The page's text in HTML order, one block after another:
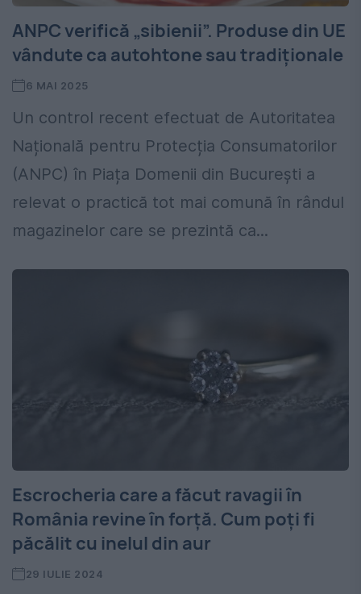
ANPC verifică „sibienii”. Produse din UE
vândute ca autohtone sau tradiționale
6 MAI 2025
Un control recent efectuat de Autoritatea
Națională pentru Protecția Consumatorilor
(ANPC) în Piața Domenii din București a
relevat o practică tot mai comună în rândul
magazinelor care se prezintă ca...
Escrocheria care a făcut ravagii în
România revine în forță. Cum poți fi
păcălit cu inelul din aur
29 IULIE 2024